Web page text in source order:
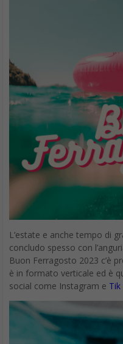
L’estate e anche tempo di
concludo spesso con
Buon Ferragosto 2023 c’è
è in formato verticale ed è
social come Instagram e Tik